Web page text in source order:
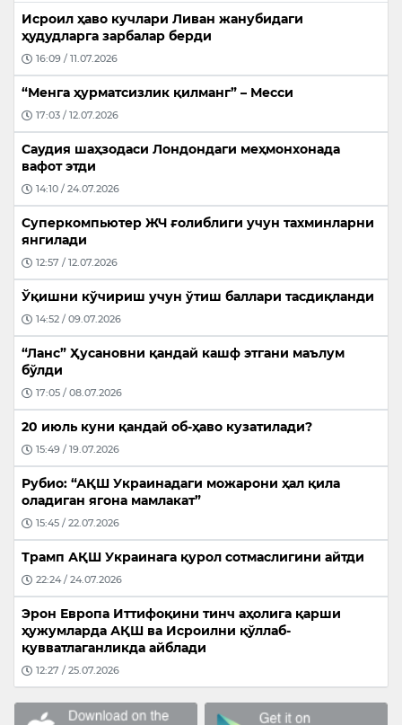
Исроил ҳаво кучлари Ливан жанубидаги
ҳудудларга зарбалар берди
16:09 / 11.07.2026
“Менга ҳурматсизлик қилманг” – Месси
17:03 / 12.07.2026
Саудия шаҳзодаси Лондондаги меҳмонхонада
вафот этди
14:10 / 24.07.2026
Суперкомпьютер ЖЧ ғолиблиги учун тахминларни
янгилади
12:57 / 12.07.2026
Ўқишни кўчириш учун ўтиш баллари тасдиқланди
14:52 / 09.07.2026
“Ланс” Ҳусановни қандай кашф этгани маълум
бўлди
17:05 / 08.07.2026
20 июль куни қандай об-ҳаво кузатилади?
15:49 / 19.07.2026
Рубио: “АҚШ Украинадаги можарони ҳал қила
оладиган ягона мамлакат”
15:45 / 22.07.2026
Трамп АҚШ Украинага қурол сотмаслигини айтди
22:24 / 24.07.2026
Эрон Европа Иттифоқини тинч аҳолига қарши
ҳужумларда АҚШ ва Исроилни қўллаб-
қувватлаганликда айблади
12:27 / 25.07.2026